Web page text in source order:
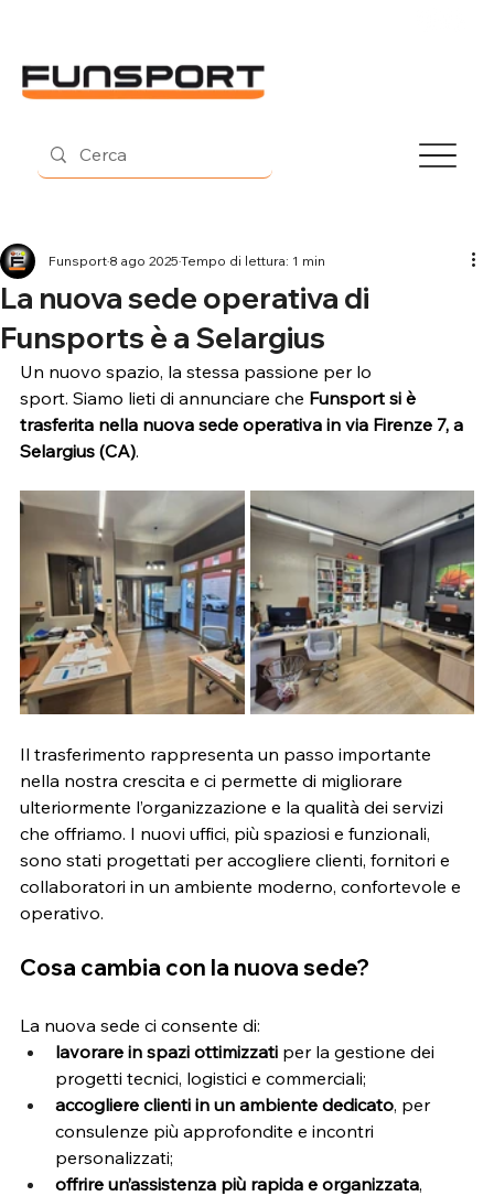
La nuova sede operativa di
Funsports è a Selargius
Funsport 8 ago 2025 Tempo di lettura: 1 min
Un nuovo spazio, la stessa passione per lo
sport. Siamo lieti di annunciare che Funsport si è
trasferita nella nuova sede operativa in via Firenze 7, a
Selargius (CA).
Il trasferimento rappresenta un passo importante
nella nostra crescita e ci permette di migliorare
ulteriormente l’organizzazione e la qualità dei servizi
che offriamo. I nuovi uffici, più spaziosi e funzionali,
sono stati progettati per accogliere clienti, fornitori e
collaboratori in un ambiente moderno, confortevole e
operativo.
Cosa cambia con la nuova sede?
La nuova sede ci consente di:
lavorare in spazi ottimizzati per la gestione dei
progetti tecnici, logistici e commerciali;
accogliere clienti in un ambiente dedicato, per
consulenze più approfondite e incontri
personalizzati;
offrire un’assistenza più rapida e organizzata,